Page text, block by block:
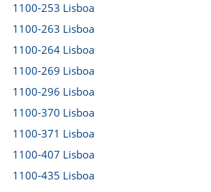
1100-253 Lisboa
1100-263 Lisboa
1100-264 Lisboa
1100-269 Lisboa
1100-296 Lisboa
1100-370 Lisboa
1100-371 Lisboa
1100-407 Lisboa
1100-435 Lisboa